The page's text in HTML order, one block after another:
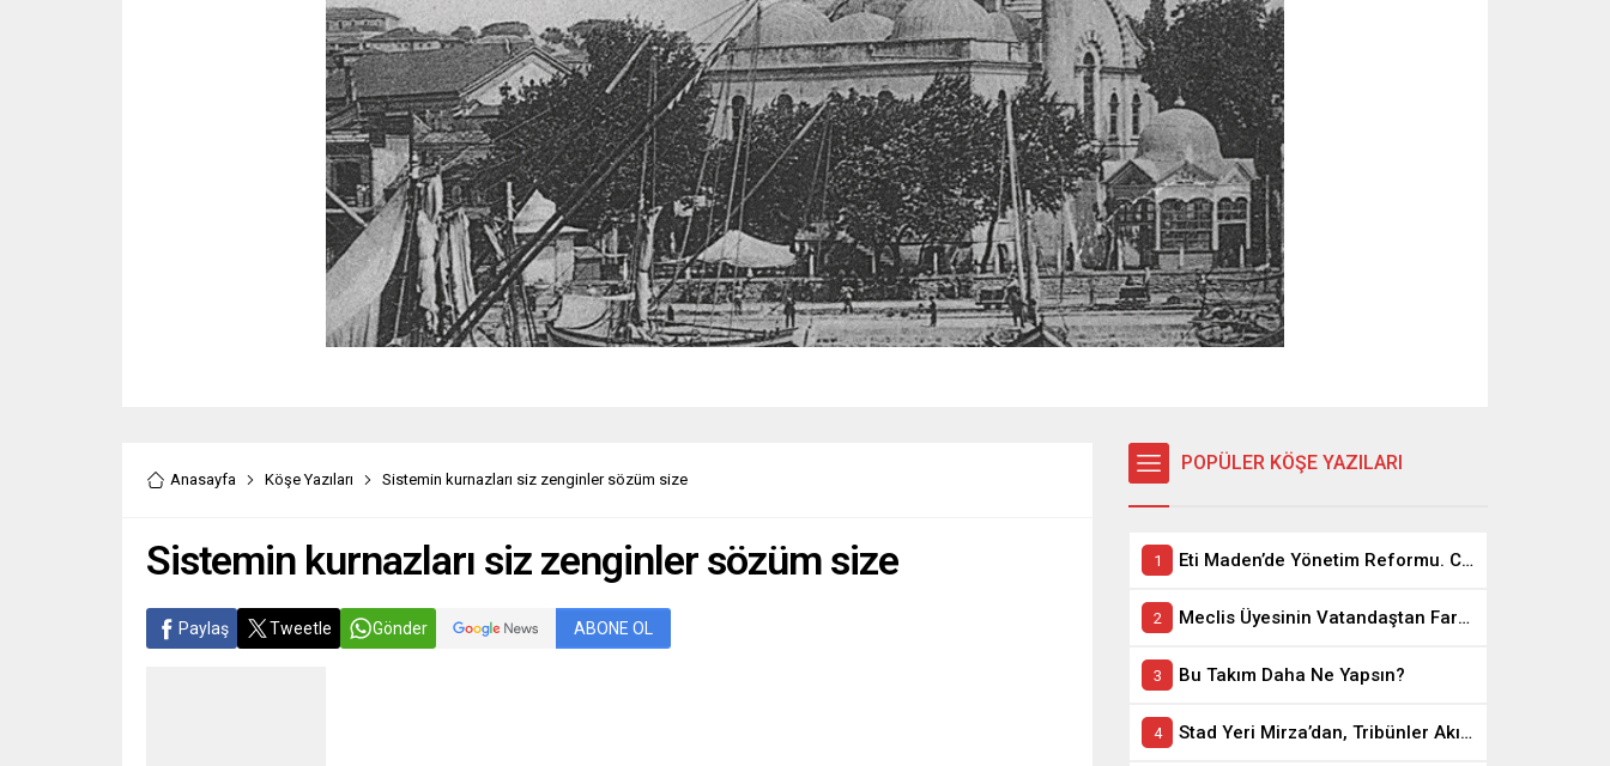
Anasayfa Köşe Yazıları Sistemin kurnazları siz zenginler sözüm size
Sistemin kurnazları siz zenginler sözüm size
Paylaş Tweetle Gönder ABONE OL
POPÜLER KÖŞE YAZILARI
Eti Maden’de Yönetim Reformu. CEO Modeli’nde Kadro / Taşeron İşçilik Ayrımı Kalkıyor
Meclis Üyesinin Vatandaştan Farkı Ne ?
Bu Takım Daha Ne Yapsın?
Stad Yeri Mirza’dan, Tribünler Akın’dan: Geriye Bakanlık Kaldı.